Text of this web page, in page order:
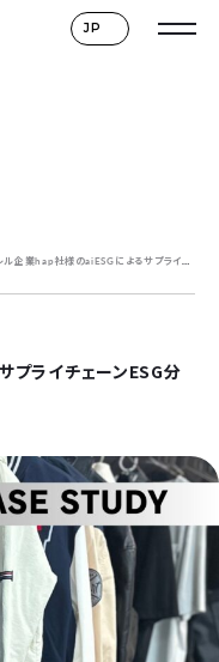
JP
hap社様のaiESGによるサプライチェーンESG分析の事例紹介記事を公開しました。
ライチェーンESG分